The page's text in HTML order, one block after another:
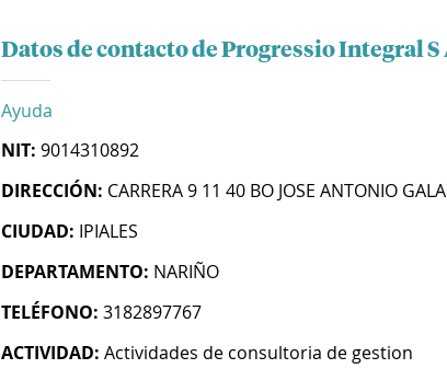
Datos de contacto de Progressio Integral S
Ayuda
NIT: 9014310892
DIRECCIÓN: CARRERA 9 11 40 BO JOSE ANTONIO
CIUDAD: IPIALES
DEPARTAMENTO: NARIÑO
TELÉFONO: 3182897767
ACTIVIDAD: Actividades de consultoria de gestion